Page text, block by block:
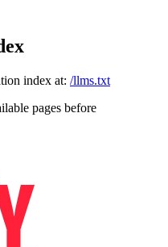
index at: /llms.txt
pages before